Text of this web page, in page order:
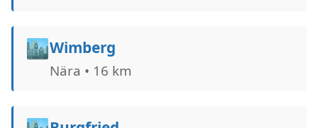
🏙️Wimberg
Nära • 16 km